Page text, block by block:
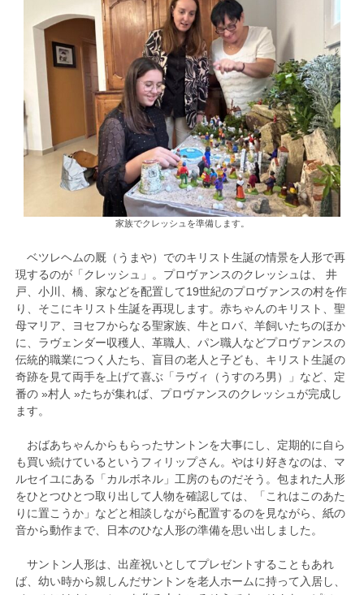
家族でクレッシュを準備します。
ベツレヘムの厩（うまや）でのキリスト生誕の情景を人形で再
現するのが「クレッシュ」。プロヴァンスのクレッシュは、 井
戸、小川、橋、家などを配置して19世紀のプロヴァンスの村を作
り、そこにキリスト生誕を再現します。赤ちゃんのキリスト、聖
母マリア、ヨセフからなる聖家族、牛とロバ、羊飼いたちのほか
に、ラヴェンダー収穫人、革職人、パン職人などプロヴァンスの
伝統的職業につく人たち、盲目の老人と子ども、キリスト生誕の
奇跡を見て両手を上げて喜ぶ「ラヴィ（うすのろ男）」など、定
番の »村人 »たちが集れば、プロヴァンスのクレッシュが完成し
ます。
おばあちゃんからもらったサントンを大事にし、定期的に自ら
も買い続けているというフィリップさん。やはり好きなのは、マ
ルセイユにある「カルボネル」工房のものだそう。包まれた人形
をひとつひとつ取り出して人物を確認しては、「これはこのあた
りに置こうか」などと相談しながら配置するのを見ながら、紙の
音から動作まで、日本のひな人形の準備を思い出しました。
サントン人形は、出産祝いとしてプレゼントすることもあれ
ば、幼い時から親しんだサントンを老人ホームに持って入居し、